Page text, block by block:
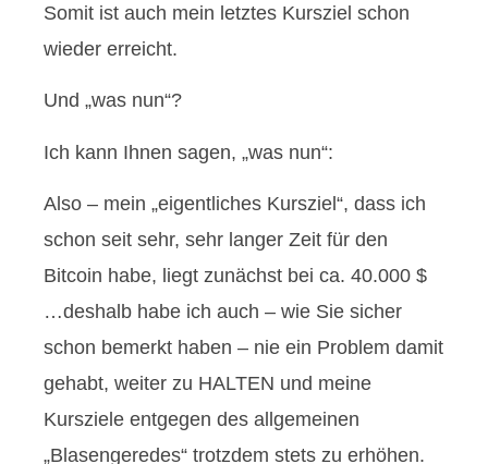
Somit ist auch mein letztes Kursziel schon
wieder erreicht.
Und „was nun“?
Ich kann Ihnen sagen, „was nun“:
Also – mein „eigentliches Kursziel“, dass ich
schon seit sehr, sehr langer Zeit für den
Bitcoin habe, liegt zunächst bei ca. 40.000 $
…deshalb habe ich auch – wie Sie sicher
schon bemerkt haben – nie ein Problem damit
gehabt, weiter zu HALTEN und meine
Kursziele entgegen des allgemeinen
„Blasengeredes“ trotzdem stets zu erhöhen.